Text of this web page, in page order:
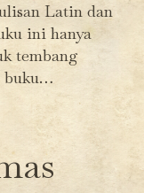
Latin dan
ini hanya
tembang
buku…